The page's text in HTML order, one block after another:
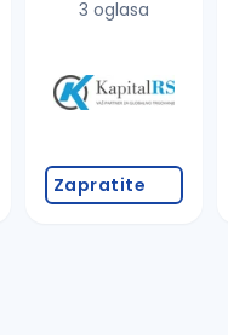
3 oglasa
Zapratite